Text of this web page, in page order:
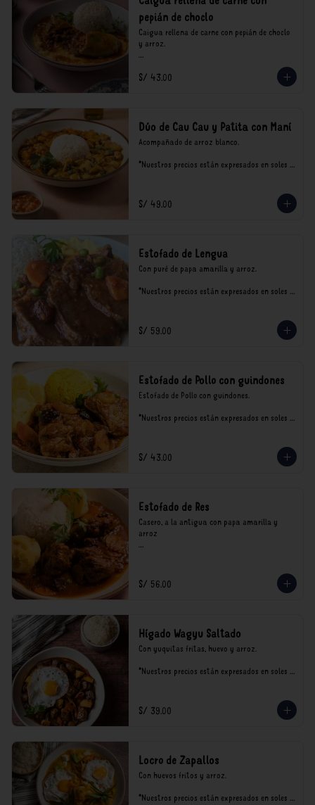
pepián de choclo
Caigua rellena de carne con pepián de choclo
y arroz.
*Nuestros precios están expresados en soles e
incluyen impuestos de ley y recargo al
S/ 43.00
Dúo de Cau Cau y Patita con Maní
Acompañado de arroz blanco.
*Nuestros precios están expresados en soles e
S/ 49.00
Estofado de Lengua
Con puré de papa amarilla y arroz.
*Nuestros precios están expresados en soles e
S/ 59.00
Estofado de Pollo con guindones
Estofado de Pollo con guindones.
*Nuestros precios están expresados en soles e
S/ 43.00
Estofado de Res
Casero, a la antigua con papa amarilla y
arroz
consumo.
S/ 56.00
Hígado Wagyu Saltado
Con yuquitas fritas, huevo y arroz.
*Nuestros precios están expresados en soles e
S/ 39.00
Locro de Zapallos
Con huevos fritos y arroz.
*Nuestros precios están expresados en soles e